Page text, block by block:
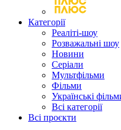
Категорії
Реаліті-шоу
Розважальні шоу
Новини
Серіали
Мультфільми
Фільми
Українські
Всі категорії
Всі проєкти